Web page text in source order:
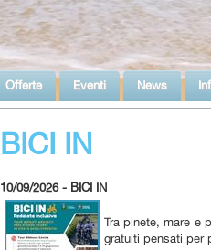
Offerte Eventi News
BICI IN
10/09/2026 - BICI IN
Tra pinete, mare e
gratuiti pensati per